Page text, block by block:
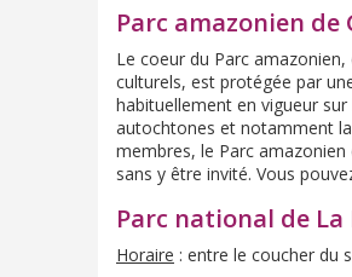
Parc amazonien de
Le coeur du Parc
culturels, est protégée par
habituellement en vigueur
autochtones et notamment
membres, le Parc
sans y être invité. Vous
Parc national de La
Horaire : entre le coucher du